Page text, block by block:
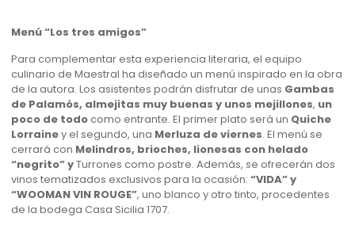
Menú “Los tres amigos”
Para complementar esta experiencia literaria, el equipo
culinario de Maestral ha diseñado un menú inspirado en la obra
de la autora. Los asistentes podrán disfrutar de unas Gambas
de Palamós, almejitas muy buenas y unos mejillones, un
poco de todocomo entrante. El primer plato será un Quiche
Lorrainey el segundo, una Merluza de viernes. El menú se
cerrará con Melindros, brioches, lionesas con helado
“negrito” yTurrones como postre. Además, se ofrecerán dos
vinos tematizados exclusivos para la ocasión:“VIDA” y
“WOOMAN VIN ROUGE”, uno blanco y otro tinto, procedentes
de la bodega Casa Sicilia 1707.